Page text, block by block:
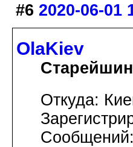
#6 2020-06-01
OlaKiev
Откуда: